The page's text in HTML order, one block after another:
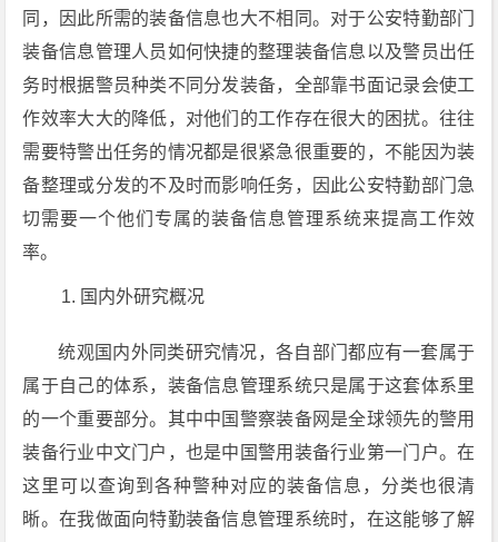
同，因此所需的装备信息也大不相同。对于公安特勤部门
装备信息管理人员如何快捷的整理装备信息以及警员出任
务时根据警员种类不同分发装备，全部靠书面记录会使工
作效率大大的降低，对他们的工作存在很大的困扰。往往
需要特警出任务的情况都是很紧急很重要的，不能因为装
备整理或分发的不及时而影响任务，因此公安特勤部门急
切需要一个他们专属的装备信息管理系统来提高工作效
率。
国内外研究概况
统观国内外同类研究情况，各自部门都应有一套属于
属于自己的体系，装备信息管理系统只是属于这套体系里
的一个重要部分。其中中国警察装备网是全球领先的警用
装备行业中文门户，也是中国警用装备行业第一门户。在
这里可以查询到各种警种对应的装备信息，分类也很清
晰。在我做面向特勤装备信息管理系统时，在这能够了解